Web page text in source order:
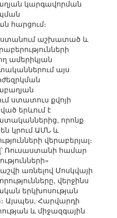
կարգավորման
հարցում։
աշխատած և
ամերիկյան
այս
ստատուս քվոյի
երևում է
որոնք
կրում ԱՄՆ և
վերաբերյալ։
Ռուսաստանի համար
առնելով Մոսկվայի
վերջինս
երկխոսության
Այսպես, Հարվարդի
և միջազգային